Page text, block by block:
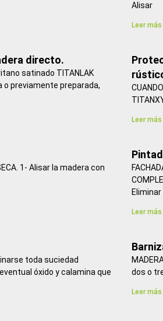
Alisar
Leer más
directo.
satinado TITANLAK
o previamente preparada,
Leer más
1- Alisar la madera con
Leer más
toda suciedad
óxido y calamina que
dos o
Leer más